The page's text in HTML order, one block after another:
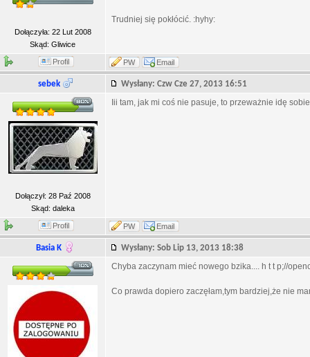
Dołączyła: 22 Lut 2008
Skąd: Gliwice
Trudniej się pokłócić. :hyhy:
Profil PW Email
sebek Wysłany: Czw Cze 27, 2013 16:51
Dołączył: 28 Paź 2008
Skąd: daleka
Iii tam, jak mi coś nie pasuje, to przeważnie idę
Profil PW Email
Basia K Wysłany: Sob Lip 13, 2013 18:38
Chyba zaczynam mieć nowego bzika.... h t t p;//
Co prawda dopiero zaczęłam,tym bardziej,że nie